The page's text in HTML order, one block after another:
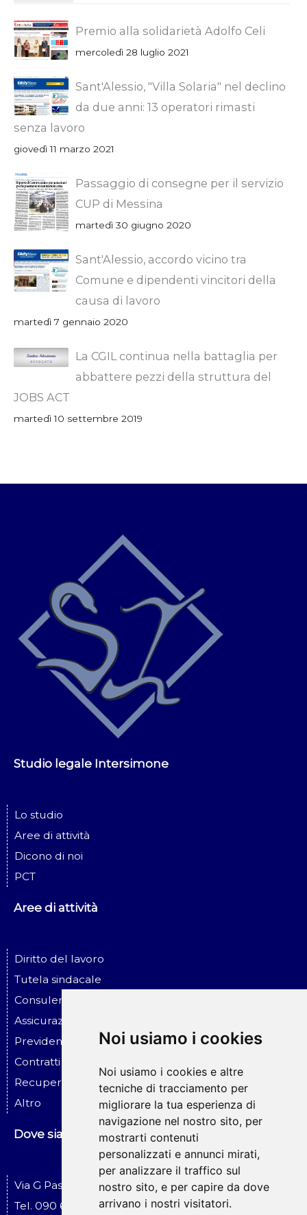
Noi usiamo i cookies
Noi usiamo i cookies e altre
tecniche di tracciamento per
migliorare la tua esperienza di
navigazione nel nostro sito, per
mostrarti contenuti
personalizzati e annunci mirati,
per analizzare il traffico sul
nostro sito, e per capire da dove
arrivano i nostri visitatori.
Premio alla solidarietà Adolfo Celi
mercoledì 28 luglio 2021
Sant'Alessio, "Villa Solaria" nel declino
da due anni: 13 operatori rimasti
senza lavoro
giovedì 11 marzo 2021
Passaggio di consegne per il servizio
CUP di Messina
martedì 30 giugno 2020
Sant'Alessio, accordo vicino tra
Comune e dipendenti vincitori della
causa di lavoro
martedì 7 gennaio 2020
La CGIL continua nella battaglia per
abbattere pezzi della struttura del
JOBS ACT
martedì 10 settembre 2019
Studio legale Intersimone
Lo studio
Aree di attività
Dicono di noi
PCT
Aree di attività
Diritto del lavoro
Tutela sindacale
Consulenza ed assistenza alle imprese
Assicurazione ed infortunio sul lavoro
Previdenza sociale
Contratti - Assicurazioni - Risar. danni
Recupero crediti - Esecuzioni
Altro
Dove siamo
Via G Pascoli, 19 Messina
Tel. 090 674519